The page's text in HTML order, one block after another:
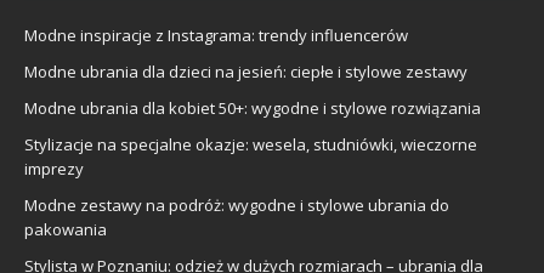
Modne inspiracje z Instagrama: trendy influencerów
Modne ubrania dla dzieci na jesień: ciepłe i stylowe zestawy
Modne ubrania dla kobiet 50+: wygodne i stylowe rozwiązania
Stylizacje na specjalne okazje: wesela, studniówki, wieczorne
imprezy
Modne zestawy na podróż: wygodne i stylowe ubrania do
pakowania
Stylista w Poznaniu: odzież w dużych rozmiarach – ubrania dla